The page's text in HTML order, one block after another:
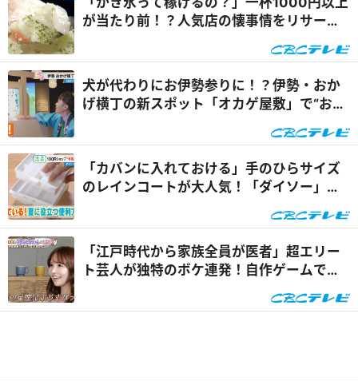
が当たり前！？人気店の懐事情をリサーチ
犬が代わりにお伊勢参りに！？伊勢・おか
げ横丁の新スポット「オカゲ屋敷」で“おか
「カバンに入れておける」手のひらサイズ
のレインコートが大人気！「ダイソー」で
「江戸時代から家族全員が医者」超エリー
ト芸人が独特のボケ連発！自作ゲームで三